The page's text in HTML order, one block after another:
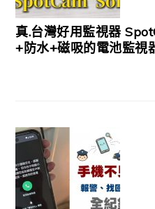
真.台灣好用監視器
+防水+磁吸的電池監視